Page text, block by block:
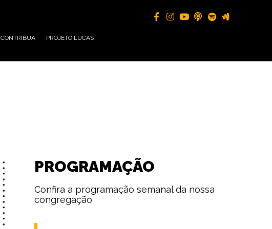
CONTRIBUA PROJETO LUCAS
PROGRAMAÇÃO
Confira a programação semanal da nossa
congregação